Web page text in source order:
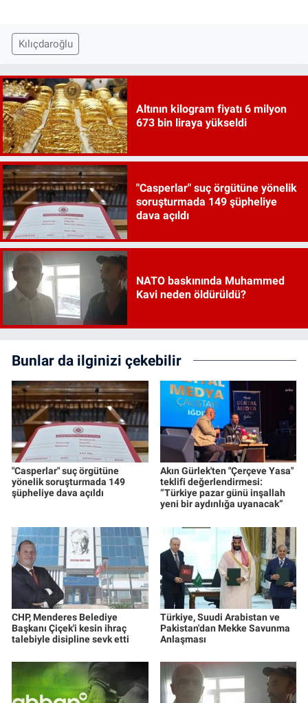
Kılıçdaroğlu
Altının kilogram fiyatı 6 milyon
673 bin liraya yükseldi
"Casperlar" suç örgütüne yönelik
soruşturmada 149 şüpheliye
dava açıldı
NATO baskınında Muhammed
Kavi neden öldürüldü?
Bunlar da ilginizi çekebilir
"Casperlar" suç örgütüne
yönelik soruşturmada 149
şüpheliye dava açıldı
Akın Gürlek'ten "Çerçeve Yasa"
teklifi değerlendirmesi:
“Türkiye pazar günü inşallah
yeni bir aydınlığa uyanacak”
CHP, Menderes Belediye
Başkanı Çiçek'i kesin ihraç
talebiyle disipline sevk etti
Türkiye, Suudi Arabistan ve
Pakistan'dan Mekke Savunma
Anlaşması